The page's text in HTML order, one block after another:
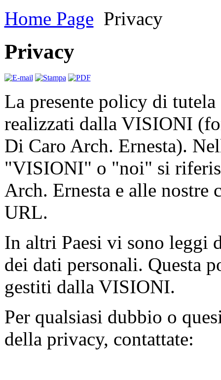
Home Page Privacy
Privacy
La presente policy di
realizzati dalla VISIONI
Di Caro Arch. Ernesta).
"VISIONI" o "noi" si
Arch. Ernesta e alle nostre
URL.
In altri Paesi vi sono leggi
dei dati personali. Questa
gestiti dalla VISIONI.
Per qualsiasi dubbio o
della privacy, contattate: